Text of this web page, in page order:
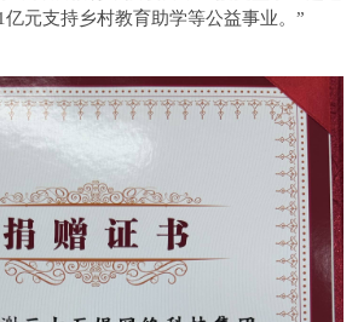
元支持乡村教育助学等公益事业。”